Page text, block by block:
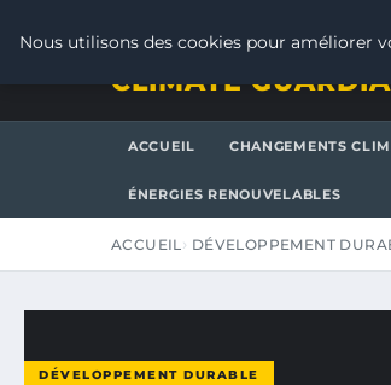
CLIMATE
ACCUEIL CHANGEMENTS
ÉNERGIES RENOUVELABLES
ACCUEIL DÉVELOPPEMENT
DÉVELOPPEMENT DURABLE
Nous utilisons des cookies pour améliorer